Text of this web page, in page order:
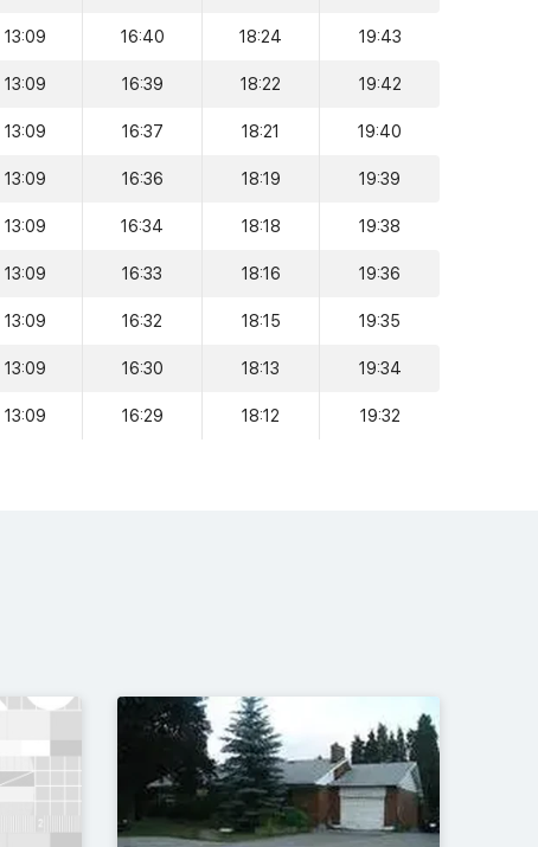
13:09 16:40 18:24 19:43
13:09 16:39 18:22 19:42
13:09 16:37 18:21 19:40
13:09 16:36 18:19 19:39
13:09 16:34 18:18 19:38
13:09 16:33 18:16 19:36
13:09 16:32 18:15 19:35
13:09 16:30 18:13 19:34
13:09 16:29 18:12 19:32